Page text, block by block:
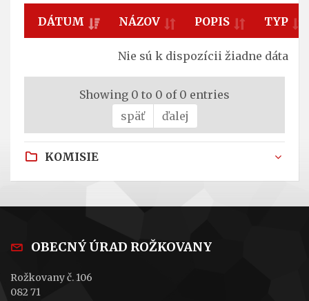
DÁTUM NÁZOV POPIS TYP
Nie sú k dispozícii žiadne dáta
Showing 0 to 0 of 0 entries
späť
ďalej
KOMISIE
OBECNÝ ÚRAD ROŽKOVANY
Rožkovany č. 106
082 71